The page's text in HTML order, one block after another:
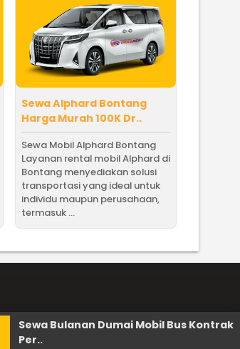
Sewa Alphard Bontang
Harga Murah 100K Dr..
Sewa Mobil Alphard Bontang
Layanan rental mobil Alphard di
Bontang menyediakan solusi
transportasi yang ideal untuk
individu maupun perusahaan,
termasuk ...
Sewa Bulanan Dumai Mobil Bus Kontrak
Per..